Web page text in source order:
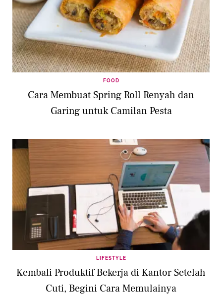
FOOD
Cara Membuat Spring Roll Renyah dan
Garing untuk Camilan Pesta
LIFESTYLE
Kembali Produktif Bekerja di Kantor Setelah
Cuti, Begini Cara Memulainya